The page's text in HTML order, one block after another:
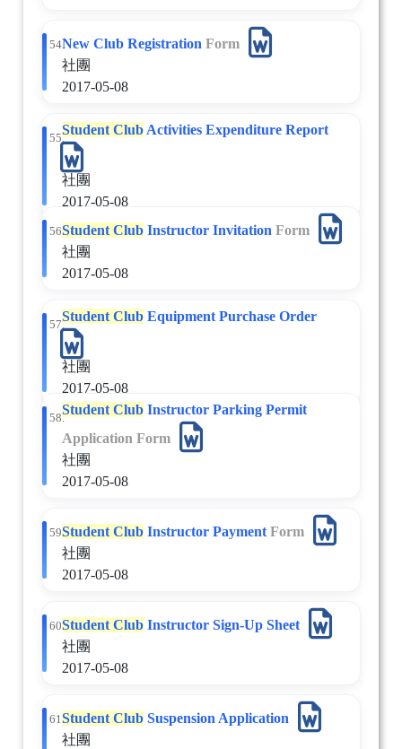
54.New Club Registration Form
社團
2017-05-08
55.
Student ClubActivities Expenditure Report
社團
2017-05-08
56.Student ClubInstructor Invitation Form
社團
2017-05-08
57.
Student ClubEquipment Purchase Order
社團
2017-05-08
58.
Student ClubInstructor Parking Permit
Application Form
社團
2017-05-08
59.Student ClubInstructor PaymentForm
社團
2017-05-08
60.Student ClubInstructor Sign-Up Sheet
社團
2017-05-08
61.Student ClubSuspension Application
社團